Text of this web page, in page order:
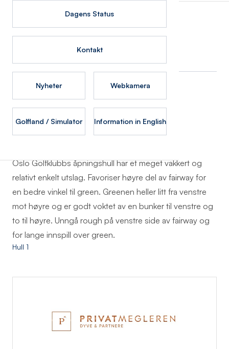
Dagens Status
Kontakt
Nyheter Webkamera
Golfland / Simulator Information in English
Baneguide
Tab Tab
Hull 1
Oslo Golfklubbs åpningshull har et meget vakkert og
relativt enkelt utslag. Favoriser høyre del av fairway for
en bedre vinkel til green. Greenen heller litt fra venstre
mot høyre og er godt voktet av en bunker til venstre og
to til høyre. Unngå rough på venstre side av fairway og
for lange innspill over green.
Hull 1